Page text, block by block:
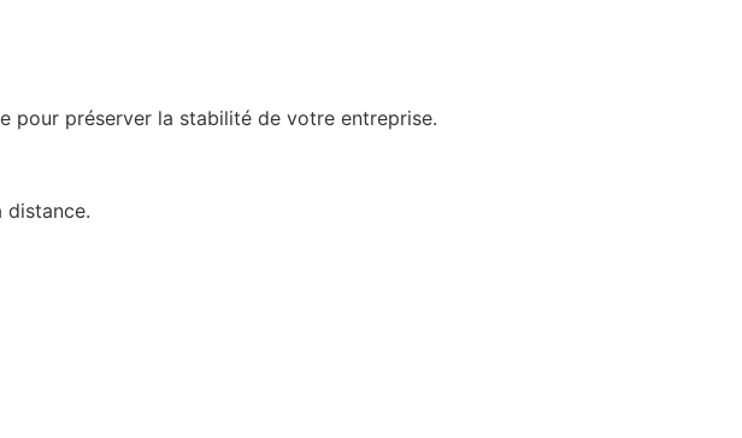
pour préserver la stabilité de votre entreprise.
distance.